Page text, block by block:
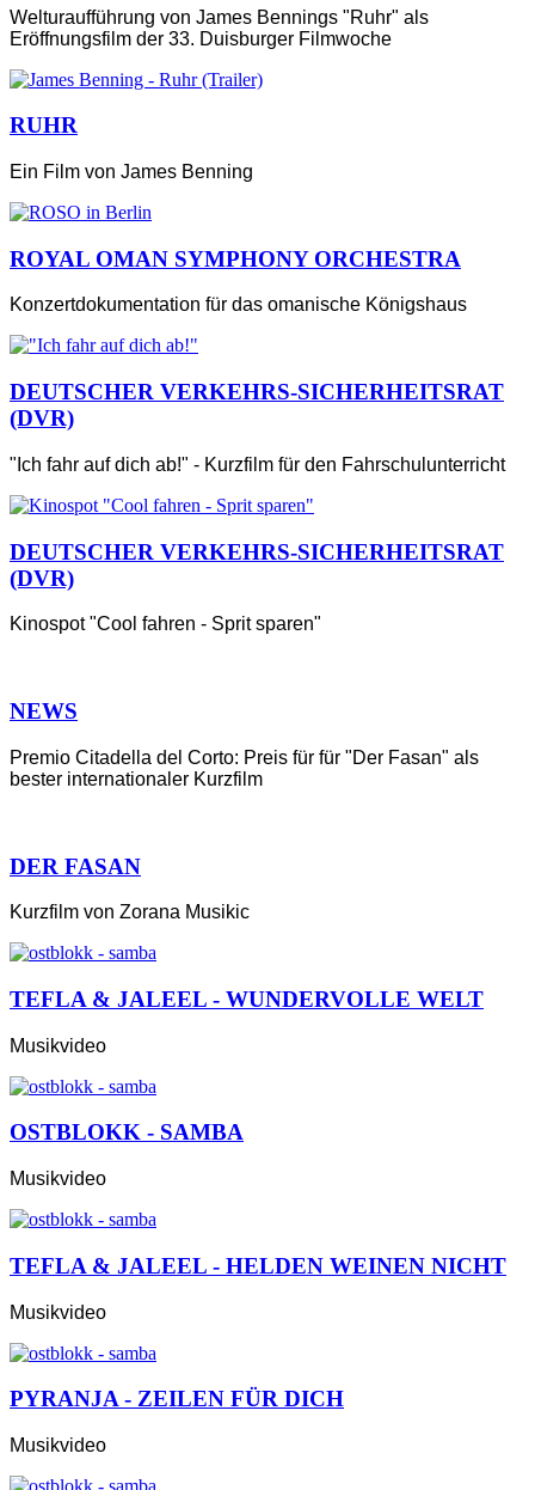
Welturaufführung von James Bennings "Ruhr" als
Eröffnungsfilm der 33. Duisburger Filmwoche
RUHR
Ein Film von James Benning
ROYAL OMAN SYMPHONY ORCHESTRA
Konzertdokumentation für das omanische Königshaus
DEUTSCHER VERKEHRS-SICHERHEITSRAT
(DVR)
"Ich fahr auf dich ab!" - Kurzfilm für den Fahrschulunterricht
DEUTSCHER VERKEHRS-SICHERHEITSRAT
(DVR)
Kinospot "Cool fahren - Sprit sparen"
NEWS
Premio Citadella del Corto: Preis für für "Der Fasan" als
bester internationaler Kurzfilm
DER FASAN
Kurzfilm von Zorana Musikic
TEFLA & JALEEL - WUNDERVOLLE WELT
Musikvideo
OSTBLOKK - SAMBA
Musikvideo
TEFLA & JALEEL - HELDEN WEINEN NICHT
Musikvideo
PYRANJA - ZEILEN FÜR DICH
Musikvideo